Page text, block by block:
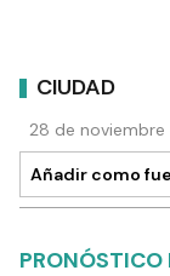
CIUDAD
28 de noviembre
Añadir como
PRONÓSTICO